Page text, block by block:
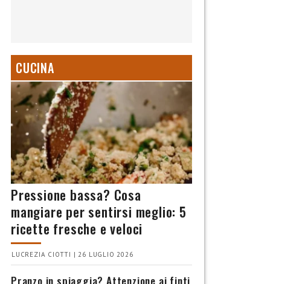
CUCINA
Pressione bassa? Cosa
mangiare per sentirsi meglio: 5
ricette fresche e veloci
LUCREZIA CIOTTI | 26 LUGLIO 2026
Pranzo in spiaggia? Attenzione ai finti